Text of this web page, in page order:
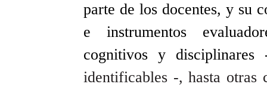
parte de los docentes, y su
e instrumentos
cognitivos y
identificables -, hasta otras